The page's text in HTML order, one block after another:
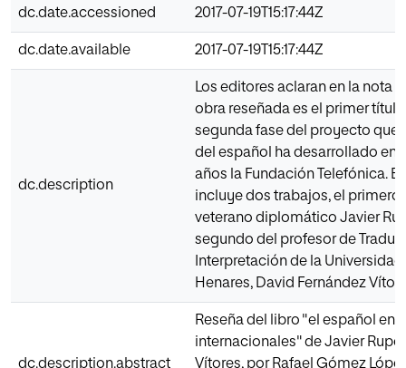
dc.date.accessioned 2017-07-19T15:17:44Z
dc.date.available 2017-07-19T15:17:44Z
dc.description
Los editores aclaran en la nota
obra reseñada es el primer
segunda fase del proyecto que
del español ha desarrollado en
años la Fundación Telefónica.
incluye dos trabajos, el primero
veterano diplomático Javier
segundo del profesor de
Interpretación de la
Henares, David Fernández
dc.description.abstract
Reseña del libro "el español en
internacionales" de Javier
Vítores, por Rafael Gómez